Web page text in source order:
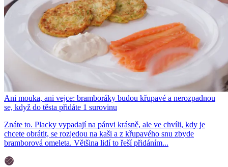
Ani mouka, ani vejce: bramboráky budou křupavé a nerozpadnou
se, když do těsta přidáte 1 surovinu
Znáte to. Placky vypadají na pánvi krásně, ale ve chvíli, kdy je
chcete obrátit, se rozjedou na kaši a z křupavého snu zbyde
bramborová omeleta. Většina lidí to řeší přidáním...